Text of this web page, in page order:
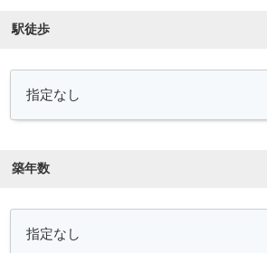
駅徒歩
築年数